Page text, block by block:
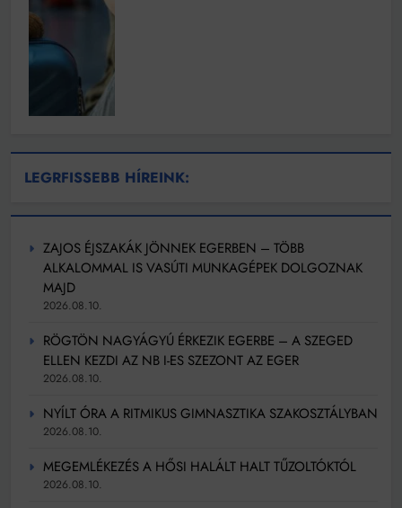
LEGRFISSEBB HÍREINK:
ZAJOS ÉJSZAKÁK JÖNNEK EGERBEN – TÖBB
ALKALOMMAL IS VASÚTI MUNKAGÉPEK DOLGOZNAK
MAJD
2026.08.10.
RÖGTÖN NAGYÁGYÚ ÉRKEZIK EGERBE – A SZEGED
ELLEN KEZDI AZ NB I-ES SZEZONT AZ EGER
2026.08.10.
NYÍLT ÓRA A RITMIKUS GIMNASZTIKA SZAKOSZTÁLYBAN
2026.08.10.
MEGEMLÉKEZÉS A HŐSI HALÁLT HALT TŰZOLTÓKTÓL
2026.08.10.